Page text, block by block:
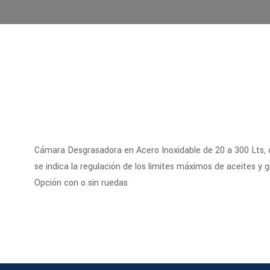
Cámara Desgrasadora en Acero Inoxidable de 20 a 300
se indica la regulación de los limites máximos de aceites y
Opción con o sin ruedas